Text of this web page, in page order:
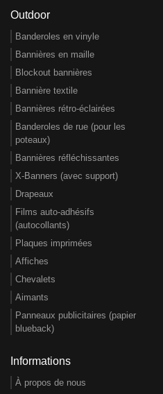
Outdoor
Banderoles en vinyle
Bannières en maille
Blockout bannières
Bannière textile
Bannières rétro-éclairées
Banderoles de rue (pour les
poteaux)
Bannières réfléchissantes
X-Banners (avec support)
Drapeaux
Films auto-adhésifs
(autocollants)
Plaques imprimées
Affiches
Chevalets
Aimants
Panneaux publicitaires (papier
blueback)
Informations
À propos de nous